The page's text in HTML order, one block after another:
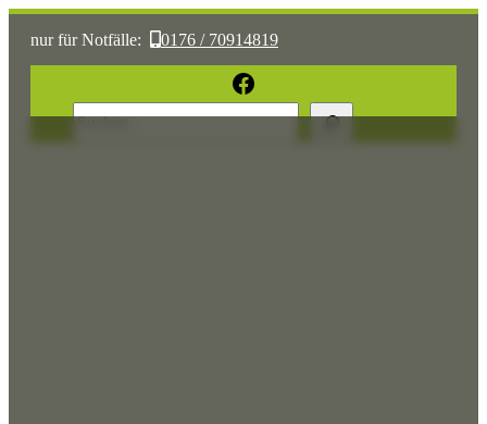
nur für Notfälle: 0176 / 70914819
Sonst: tierhilfe.wolfsburg@t-online.de
Facebook